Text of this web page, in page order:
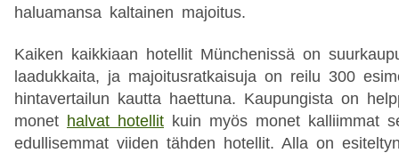
haluamansa kaltainen majoitus.
Kaiken kaikkiaan hotellit Münchenissä on
laadukkaita, ja majoitusratkaisuja on reilu 300
hintavertailun kautta haettuna. Kaupungista on
monet halvat hotellit kuin myös monet kalliimmat
edullisemmat viiden tähden hotellit. Alla on